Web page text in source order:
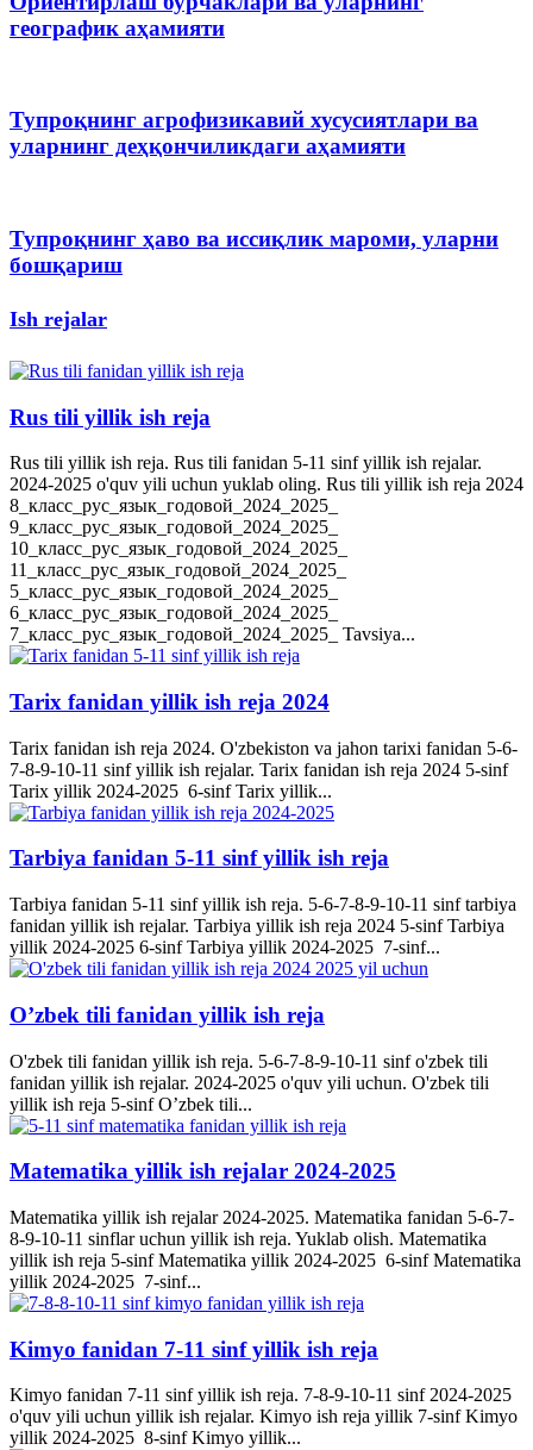
географик аҳамияти
Тупроқнинг агрофизикавий хусусиятлари ва
уларнинг деҳқончиликдаги аҳамияти
Тупроқнинг ҳаво ва иссиқлик мароми, уларни
бошқариш
Ish rejalar
Rus tili yillik ish reja
Rus tili yillik ish reja. Rus tili fanidan 5-11 sinf yillik ish rejalar.
2024-2025 o'quv yili uchun yuklab oling. Rus tili yillik ish reja 2024
8_класс_рус_язык_годовой_2024_2025_
9_класс_рус_язык_годовой_2024_2025_
10_класс_рус_язык_годовой_2024_2025_
11_класс_рус_язык_годовой_2024_2025_
5_класс_рус_язык_годовой_2024_2025_
6_класс_рус_язык_годовой_2024_2025_
7_класс_рус_язык_годовой_2024_2025_ Tavsiya...
Tarix fanidan yillik ish reja 2024
Tarix fanidan ish reja 2024. O'zbekiston va jahon tarixi fanidan 5-6-
7-8-9-10-11 sinf yillik ish rejalar. Tarix fanidan ish reja 2024 5-sinf
Tarix yillik 2024-2025 6-sinf Tarix yillik...
Tarbiya fanidan 5-11 sinf yillik ish reja
Tarbiya fanidan 5-11 sinf yillik ish reja. 5-6-7-8-9-10-11 sinf tarbiya
fanidan yillik ish rejalar. Tarbiya yillik ish reja 2024 5-sinf Tarbiya
yillik 2024-2025 6-sinf Tarbiya yillik 2024-2025 7-sinf...
O’zbek tili fanidan yillik ish reja
O'zbek tili fanidan yillik ish reja. 5-6-7-8-9-10-11 sinf o'zbek tili
fanidan yillik ish rejalar. 2024-2025 o'quv yili uchun. O'zbek tili
yillik ish reja 5-sinf O’zbek tili...
Matematika yillik ish rejalar 2024-2025
Matematika yillik ish rejalar 2024-2025. Matematika fanidan 5-6-7-
8-9-10-11 sinflar uchun yillik ish reja. Yuklab olish. Matematika
yillik ish reja 5-sinf Matematika yillik 2024-2025 6-sinf Matematika
yillik 2024-2025 7-sinf...
Kimyo fanidan 7-11 sinf yillik ish reja
Kimyo fanidan 7-11 sinf yillik ish reja. 7-8-9-10-11 sinf 2024-2025
o'quv yili uchun yillik ish rejalar. Kimyo ish reja yillik 7-sinf Kimyo
yillik 2024-2025 8-sinf Kimyo yillik...